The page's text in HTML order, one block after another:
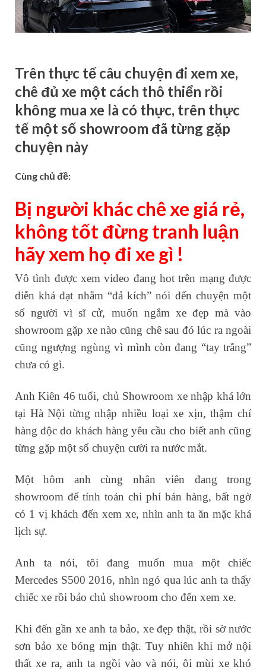
Trên thực tế câu chuyện đi xem xe,
chê đủ xe một cách thô thiển rồi
không mua xe là có thực, trên thực
tế một số showroom đã từng gặp
chuyện này
Cùng chủ đề:
Bị người khác chê xe giá rẻ,
không tốt đừng tranh luận
hãy xem họ đi xe gì !
Vô tình được xem video đang hot trên mạng được
diễn khá đạt nhằm “đả kích” nói đến chuyện một
số người vì sĩ cử, muốn ngắm xe đẹp mà vào
showroom gặp xe nào cũng chê sau đó lúc ra ngoài
cũng ngượng ngùng vì mình còn đang “tay trắng”
chưa có gì.
Anh Kiên 46 tuổi, chủ Showroom xe nhập khá lớn
tại Hà Nội từng nhập nhiều loại xe xịn, thậm chí
hàng độc do khách hàng yêu cầu cho biết anh cũng
từng gặp một số chuyện cười ra nước mắt.
Một hôm anh cùng nhân viên đang trong
showroom để tính toán chi phí bán hàng, bất ngờ
có 1 vị khách đến xem xe, nhìn anh ta ăn mặc khá
lịch sự.
Anh ta nói, tôi đang muốn mua một chiếc
Mercedes S500 2016, nhìn ngó qua lúc anh ta thấy
chiếc xe rồi bảo chủ showroom cho đến xem xe.
Khi đến gần xe anh ta bảo, xe đẹp thật, rồi sờ nước
sơn bảo xe bóng mịn thật. Tuy nhiên khi mở nội
thất xe ra, anh ta ngồi vào và nói, ôi mùi xe khó